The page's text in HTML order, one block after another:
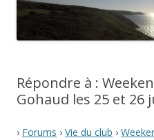
Répondre à :
Gohaud les 25 et 26
› Forums › Vie du club ›